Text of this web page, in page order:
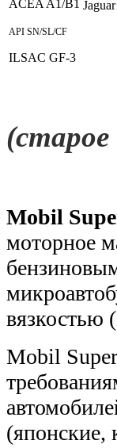
ACEA A1/B1
API SN/SL/CF
ILSAC GF-3
(старое
Mobil
моторное
вязкостью
Mobil
(японские,